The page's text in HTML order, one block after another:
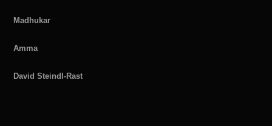
Madhukar
Amma
David Steindl-Rast